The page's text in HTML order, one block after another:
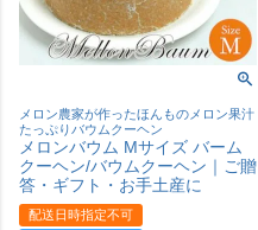
メロン農家が作ったほんものメロン果汁
たっぷりバウムクーヘン
メロンバウム Mサイズ バーム
クーヘン/バウムクーヘン｜ご贈
答・ギフト・お手土産に
配送日時指定不可